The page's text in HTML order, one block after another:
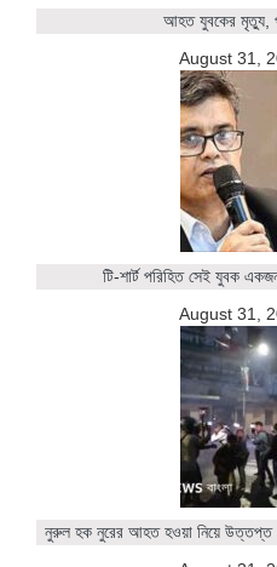
আহত যুবকের মৃত্যু,
August 31,
টি-শার্ট পরিহিত সেই যুবক
August 31,
নুরুল হক নুরের আহত হওয়া নিয়ে উত্তপ্ত